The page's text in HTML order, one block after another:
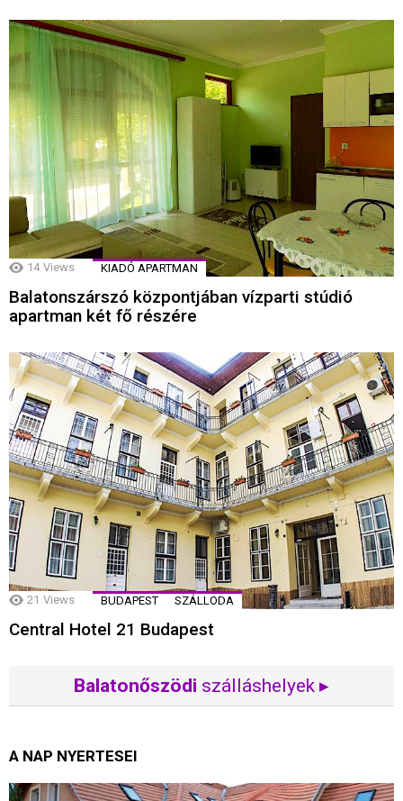
14 Views KIADÓ APARTMAN
Balatonszárszó központjában vízparti stúdió
apartman két fő részére
21 Views BUDAPEST SZÁLLODA
Central Hotel 21 Budapest
Balatonőszödi szálláshelyek ▸
A NAP NYERTESEI